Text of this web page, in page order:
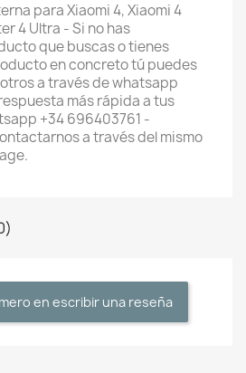
para Xiaomi 4, Xiaomi 4
4 Ultra - Si no has
que buscas o tienes
en concreto tú puedes
a través de whatsapp
más rápida a tus
+34 696403761 -
a través del mismo
en escribir una reseña